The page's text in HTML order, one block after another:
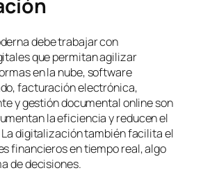
debe trabajar con
que permitan agilizar
en la nube, software
facturación electrónica,
y gestión documental online son
la eficiencia y reducen el
La digitalización también facilita el
financieros en tiempo real, algo
de decisiones.